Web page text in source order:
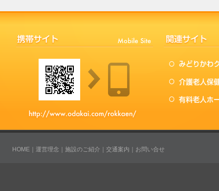
HOME 運営理念 施設のご紹介 交通案内 お問い合せ